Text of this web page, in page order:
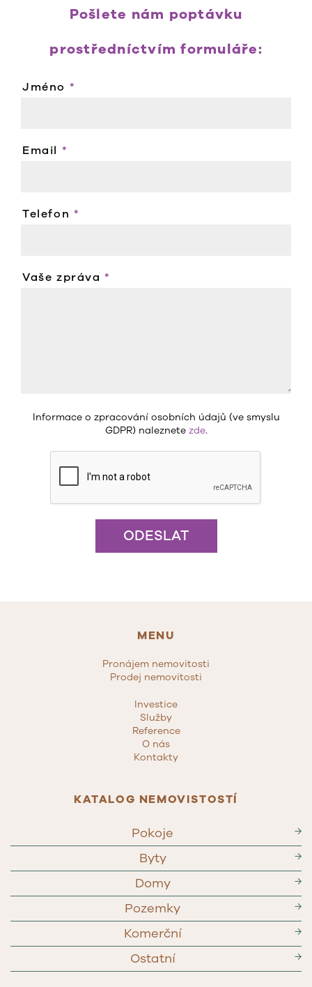
Pošlete nám poptávku
prostředníctvím formuláře:
Jméno *
Email *
Telefon *
Vaše zpráva*
Informace o zpracování osobních údajů (ve smyslu
GDPR) naleznete zde.
ODESLAT
MENU
Pronájem nemovitosti
Prodej nemovitosti
Investice
Služby
Reference
O nás
Kontakty
KATALOG NEMOVISTOSTÍ
Pokoje →
Byty →
Domy →
Pozemky →
Komerční →
Ostatní →